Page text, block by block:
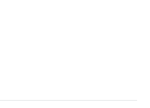
規獲得件数　月間全国第